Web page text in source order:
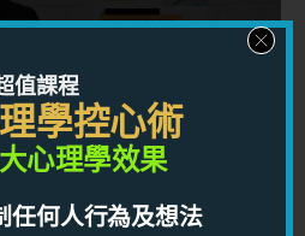
經實例驗證的可行方法，學習
際關係，獲得金錢和權力！
了解
值課程
學控心術
心理學效果
任何人行為及想法